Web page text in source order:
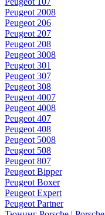
Peugeot 2008
Peugeot 206
Peugeot 207
Peugeot 208
Peugeot 3008
Peugeot 301
Peugeot 307
Peugeot 308
Peugeot 4007
Peugeot 4008
Peugeot 407
Peugeot 408
Peugeot 5008
Peugeot 508
Peugeot 807
Peugeot Bipper
Peugeot Boxer
Peugeot Expert
Peugeot Partner